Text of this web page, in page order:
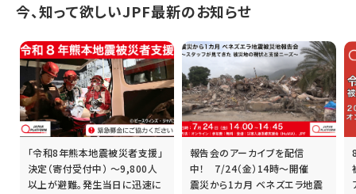
今、知って欲しいJPF最新のお知らせ
「令和8年熊本地震被災者支援」
決定（寄付受付中） ～9,800人
以上が避難。発生当日に迅速に
報告会のアーカイブを配信
中！ 7/24（金）14時～開催
震災から1カ月 ベネズエラ地震